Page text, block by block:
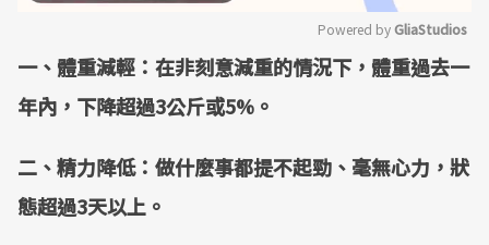
Mute
Powered by GliaStudios
一、體重減輕：在非刻意減重的情況下，體重過去一
年內，下降超過3公斤或5%。
二、精力降低：做什麼事都提不起勁、毫無心力，狀
態超過3天以上。